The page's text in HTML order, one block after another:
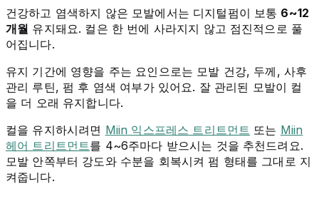
건강하고 염색하지 않은 모발에서는 디지털펌이 보통 6~12
개월 유지돼요. 컬은 한 번에 사라지지 않고 점진적으로 풀
어집니다.
유지 기간에 영향을 주는 요인으로는 모발 건강, 두께, 사후
관리 루틴, 펌 후 염색 여부가 있어요. 잘 관리된 모발이 컬
을 더 오래 유지합니다.
컬을 유지하시려면 Miin 익스프레스 트리트먼트 또는 Miin
헤어 트리트먼트를 4~6주마다 받으시는 것을 추천드려요.
모발 안쪽부터 강도와 수분을 회복시켜 펌 형태를 그대로 지
켜줍니다.